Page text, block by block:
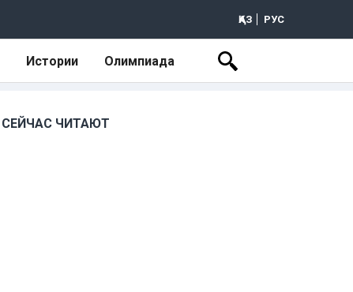
ҚАЗ РУС
Истории Олимпиада
СЕЙЧАС ЧИТАЮТ